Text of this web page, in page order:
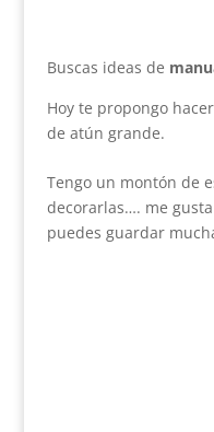
Buscas ideas de
Hoy te propongo
de atún grande.
Tengo un montón de
decorarlas…. me
puedes guardar